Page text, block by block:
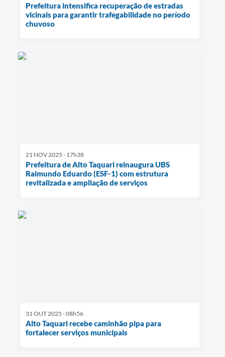
Prefeitura intensifica recuperação de estradas
vicinais para garantir trafegabilidade no período
chuvoso
21 NOV 2025 - 17h38
Prefeitura de Alto Taquari reinaugura UBS
Raimundo Eduardo (ESF-1) com estrutura
revitalizada e ampliação de serviços
31 OUT 2025 - 08h56
Alto Taquari recebe caminhão pipa para
fortalecer serviços municipais